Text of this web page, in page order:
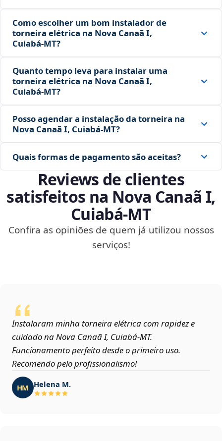
Como escolher um bom instalador de
torneira elétrica na Nova Canaã I,
Cuiabá‑MT?
Quanto tempo leva para instalar uma
torneira elétrica na Nova Canaã I,
Cuiabá‑MT?
Posso agendar a instalação da torneira na
Nova Canaã I, Cuiabá‑MT?
Quais formas de pagamento são aceitas?
Reviews de clientes
satisfeitos na Nova Canaã I,
Cuiabá‑MT
Confira as opiniões de quem já utilizou nossos
serviços!
Instalaram minha torneira elétrica com rapidez e
cuidado na Nova Canaã I, Cuiabá‑MT.
Funcionamento perfeito desde o primeiro uso.
Recomendo pelo profissionalismo!
HM Helena M.